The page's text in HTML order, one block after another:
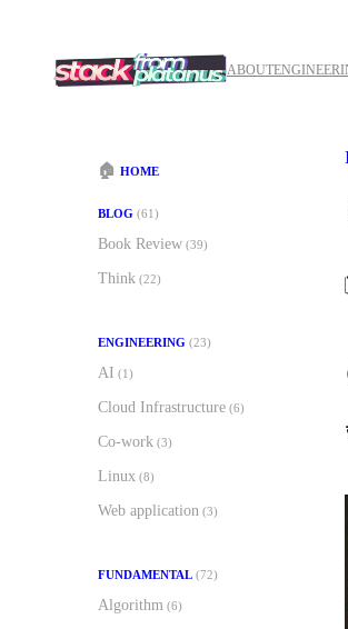
ABOUT
🏠 HOME
BLOG (61)
Book Review (39)
Think (22)
ENGINEERING (23)
AI (1)
Cloud Infrastructure (6)
Co-work (3)
Linux (8)
Web application (3)
FUNDAMENTAL (72)
Algorithm (6)